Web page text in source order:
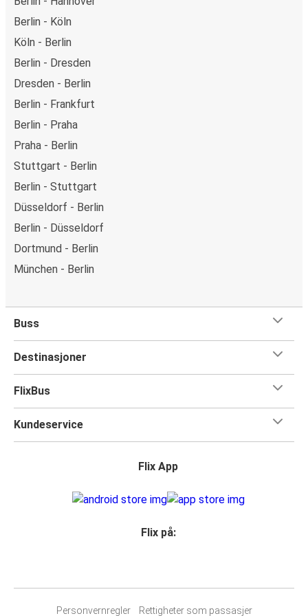
Berlin - Köln
Köln - Berlin
Berlin - Dresden
Dresden - Berlin
Berlin - Frankfurt
Berlin - Praha
Praha - Berlin
Stuttgart - Berlin
Berlin - Stuttgart
Düsseldorf - Berlin
Berlin - Düsseldorf
Dortmund - Berlin
München - Berlin
Buss
Destinasjoner
FlixBus
Kundeservice
Flix App
Flix på:
Personvernregler Rettigheter som passasjer